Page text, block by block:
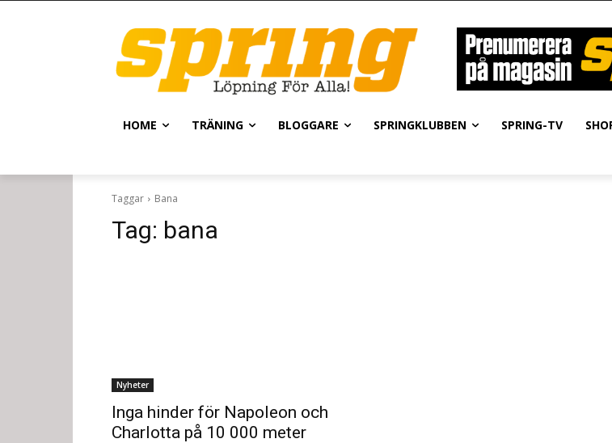
HOME TRÄNING BLOGGARE SPRINGKLUBBEN SPRING-TV
Taggar Bana
Tag: bana
Nyheter
Inga hinder för Napoleon och
Charlotta på 10 000 meter